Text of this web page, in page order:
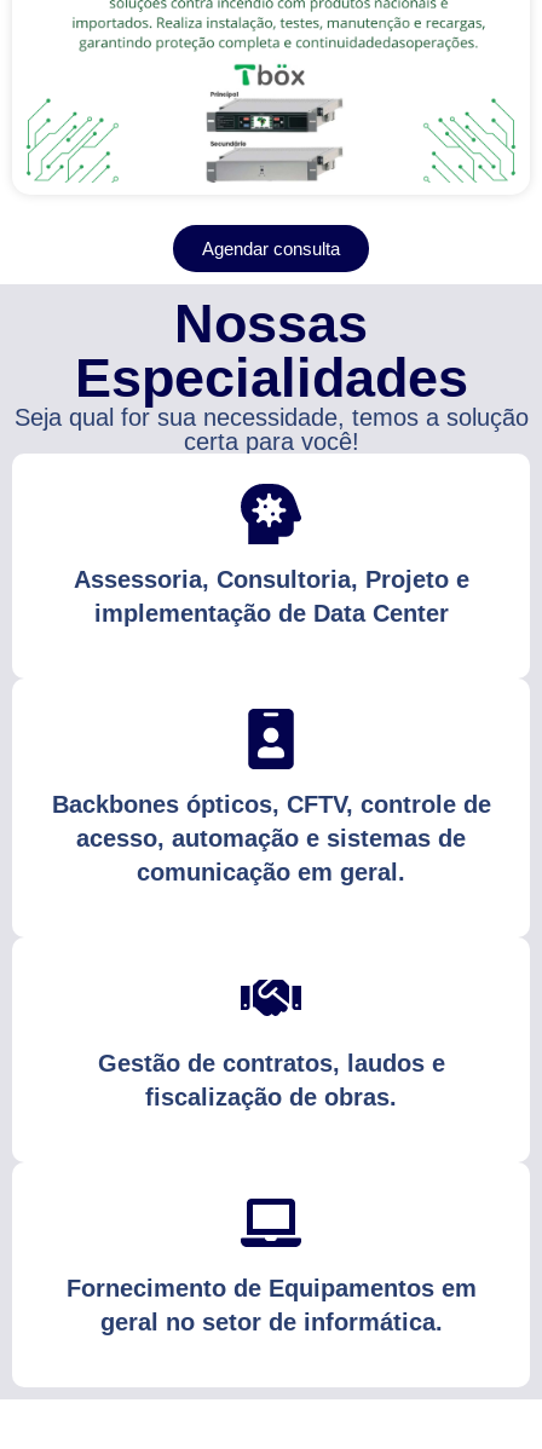
Agendar consulta
Nossas
Especialidades
Seja qual for sua necessidade, temos a solução
certa para você!
Assessoria, Consultoria, Projeto e
implementação de Data Center
Backbones ópticos, CFTV, controle de
acesso, automação e sistemas de
comunicação em geral.
Gestão de contratos, laudos e
fiscalização de obras.
Fornecimento de Equipamentos em
geral no setor de informática.